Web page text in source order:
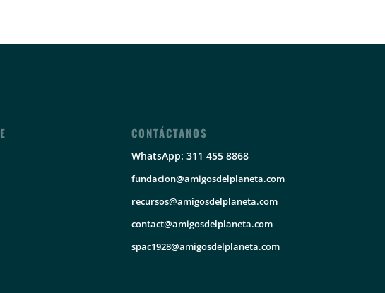
CONTÁCTANOS
WhatsApp: 311 455 8868
fundacion@amigosdelplaneta.com
recursos@amigosdelplaneta.com
contact@amigosdelplaneta.com
spac1928@amigosdelplaneta.com